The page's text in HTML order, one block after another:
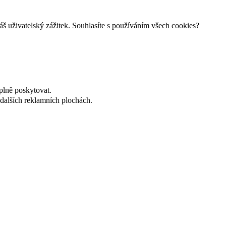
uživatelský zážitek. Souhlasíte s používáním všech cookies?
poskytovat.
reklamních plochách.